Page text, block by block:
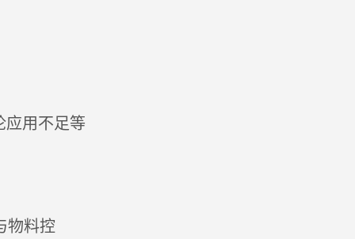
应用不足等
物料控